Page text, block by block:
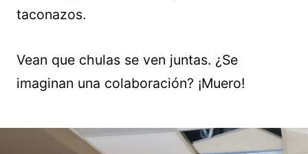
taconazos.
Vean que chulas se ven juntas. ¿Se
imaginan una colaboración? ¡Muero!